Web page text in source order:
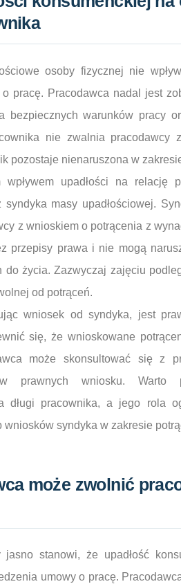
osoby fizycznej nie
pracę. Pracodawca nadal jest
bezpiecznych warunków pracy
nie zwalnia
pozostaje nienaruszona w
wpływem upadłości na relację
syndyka masy upadłościowej.
z wnioskiem o potrącenia z
przepisy prawa i nie mogą
do życia. Zazwyczaj zajęciu
od potrąceń.
wniosek od syndyka, jest
się, że wnioskowane
może skonsultować się z
prawnych wniosku.
długi pracownika, a jego rola
wniosków syndyka w zakresie
może zwolnić
jasno stanowi, że upadłość
umowy o pracę.